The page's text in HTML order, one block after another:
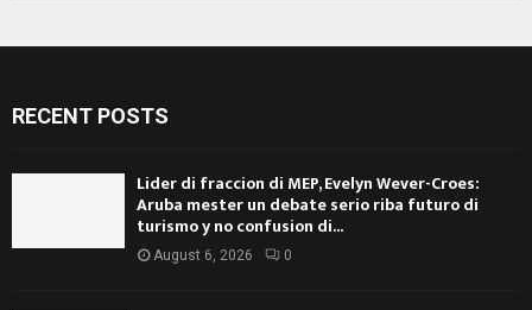
RECENT POSTS
Lider di fraccion di MEP, Evelyn Wever-Croes:
Aruba mester un debate serio riba futuro di
turismo y no confusion di...
August 6, 2026 0